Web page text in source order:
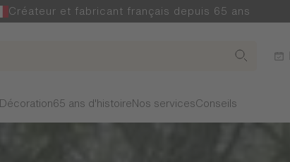
Créateur et fabricant français depuis 65 ans
Décoration65 ans d'histoire Nos servicesConseils